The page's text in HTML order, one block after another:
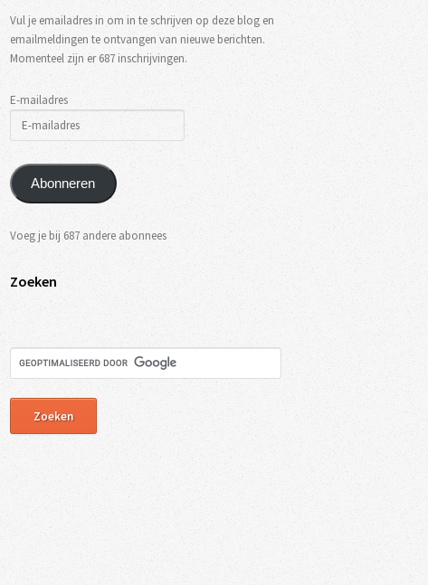
Vul je emailadres in om in te schrijven op deze blog en
emailmeldingen te ontvangen van nieuwe berichten.
Momenteel zijn er 687 inschrijvingen.
E-mailadres
Abonneren
Voeg je bij 687 andere abonnees
Zoeken